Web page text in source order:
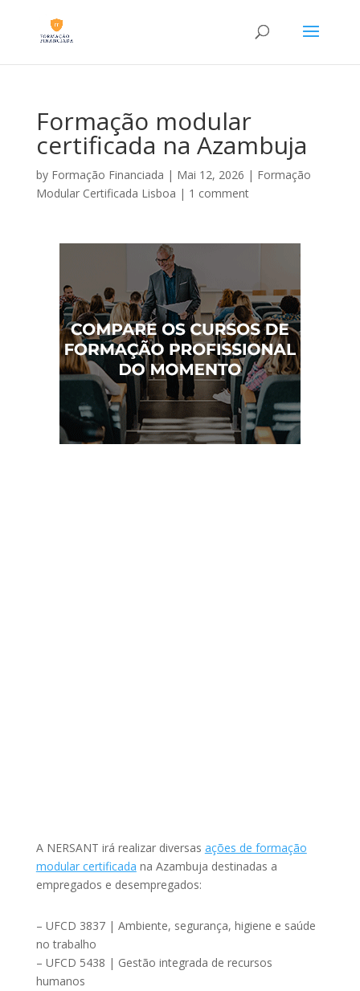
Formação modular
certificada na Azambuja
by Formação Financiada | Mai 12, 2026 | Formação
Modular Certificada Lisboa | 1 comment
A NERSANT irá realizar diversas ações de formação
modular certificada na Azambuja destinadas a
empregados e desempregados:
– UFCD 3837 | Ambiente, segurança, higiene e saúde
no trabalho
– UFCD 5438 | Gestão integrada de recursos
humanos